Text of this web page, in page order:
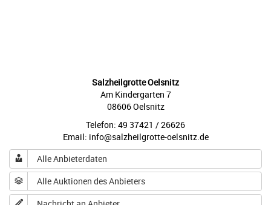
Salzheilgrotte Oelsnitz
Am Kindergarten 7
08606 Oelsnitz
Telefon: 49 37421 / 26626
Email: info@salzheilgrotte-oelsnitz.de
Alle Anbieterdaten
Alle Auktionen des Anbieters